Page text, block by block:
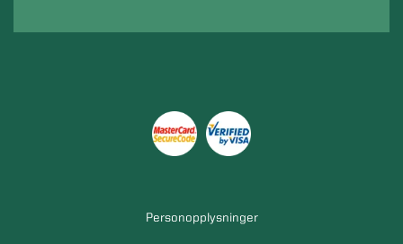
Personopplysninger